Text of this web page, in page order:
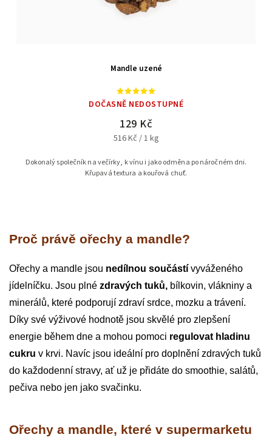
Mandle uzené
DOČASNĚ NEDOSTUPNÉ
129 Kč
516 Kč / 1 kg
Dokonalý společník na večírky, k vínu i jako odměna po náročném dni.
Křupavá textura a kouřová chuť.
Proč právě ořechy a mandle?
Ořechy a mandle jsou nedílnou součástí vyváženého
jídelníčku. Jsou plné zdravých tuků, bílkovin, vlákniny a
minerálů, které podporují zdraví srdce, mozku a trávení.
Díky své výživové hodnotě jsou skvělé pro zlepšení
energie během dne a mohou pomoci regulovat hladinu
cukru v krvi. Navíc jsou ideální pro doplnění zdravých tuků
do každodenní stravy, ať už je přidáte do smoothie, salátů,
pečiva nebo jen jako svačinku.
Ořechy a mandle, které v supermarketu